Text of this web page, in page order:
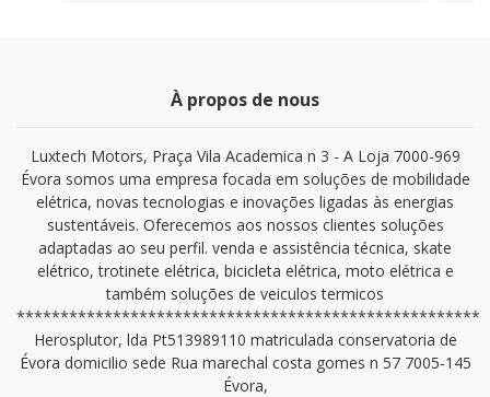
À propos de nous
Luxtech Motors, Praça Vila Academica n 3 - A Loja 7000-969
Évora somos uma empresa focada em soluções de mobilidade
elétrica, novas tecnologias e inovações ligadas às energias
sustentáveis. Oferecemos aos nossos clientes soluções
adaptadas ao seu perfil. venda e assistência técnica, skate
elétrico, trotinete elétrica, bicicleta elétrica, moto elétrica e
também soluções de veiculos termicos
*****************************************************
Herosplutor, lda Pt513989110 matriculada conservatoria de
Évora domicilio sede Rua marechal costa gomes n 57 7005-145
Évora,